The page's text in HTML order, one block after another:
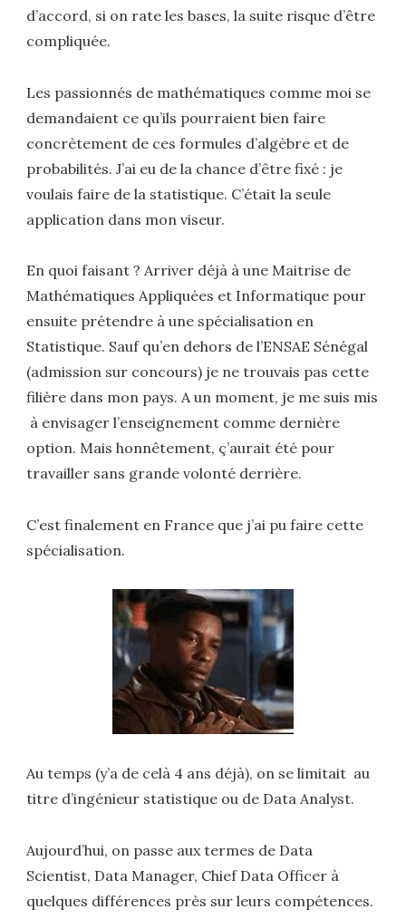
d’accord, si on rate les bases, la suite risque d’être
compliquée.
Les passionnés de mathématiques comme moi se
demandaient ce qu’ils pourraient bien faire
concrètement de ces formules d’algèbre et de
probabilités. J’ai eu de la chance d’être fixé : je
voulais faire de la statistique. C’était la seule
application dans mon viseur.
En quoi faisant ? Arriver déjà à une Maitrise de
Mathématiques Appliquées et Informatique pour
ensuite prétendre à une spécialisation en
Statistique. Sauf qu’en dehors de l’ENSAE Sénégal
(admission sur concours) je ne trouvais pas cette
filière dans mon pays. A un moment, je me suis mis
à envisager l’enseignement comme dernière
option. Mais honnêtement, ç’aurait été pour
travailler sans grande volonté derrière.
C’est finalement en France que j’ai pu faire cette
spécialisation.
Au temps (y’a de celà 4 ans déjà), on se limitait au
titre d’ingénieur statistique ou de Data Analyst.
Aujourd’hui, on passe aux termes de Data
Scientist, Data Manager, Chief Data Officer à
quelques différences près sur leurs compétences.